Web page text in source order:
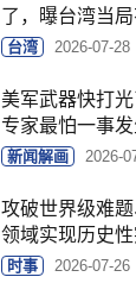
了，曝台湾当
台湾 2026-07-28
美军武器快打
专家最怕一事发
新闻解画 2026-
攻破世界级难
领域实现历史
时事 2026-07-26